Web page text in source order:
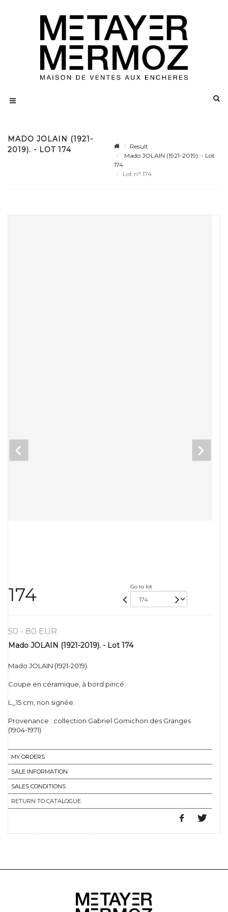
MADO JOLAIN (1921-
2019). - LOT 174
Result
Mado JOLAIN (1921-2019). - Lot
174
Lot n° 174
174 Go to lot
50 - 80 EUR
Mado JOLAIN (1921-2019). - Lot 174
Mado JOLAIN (1921-2019).
Coupe en céramique, à bord pincé.
L_15 cm, non signée.
Provenance : collection Gabriel Gomichon des Granges
(1904-1971)
MY ORDERS
SALE INFORMATION
SALES CONDITIONS
RETURN TO CATALOGUE